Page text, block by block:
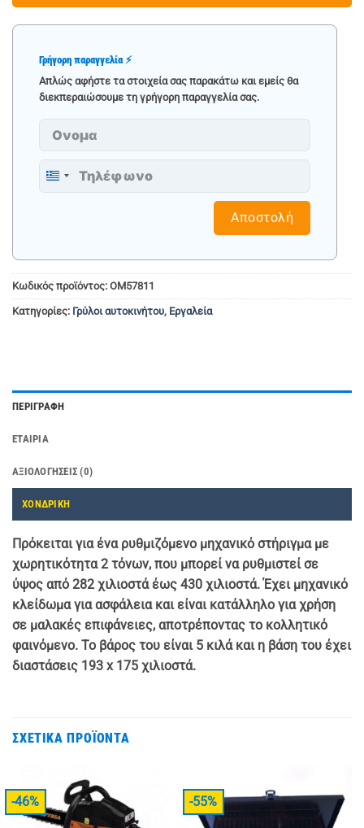
Γρήγορη παραγγελία ⚡
Απλώς αφήστε τα στοιχεία σας παρακάτω και εμείς θα
διεκπεραιώσουμε τη γρήγορη παραγγελία σας.
Greece
Αποστολή
Κωδικός προϊόντος: OM57811
Κατηγορίες: Γρύλοι αυτοκινήτου, Εργαλεία
ΠΕΡΙΓΡΑΦΉ
ΕΤΑΙΡΊΑ
ΑΞΙΟΛΟΓΉΣΕΙΣ (0)
ΧΟΝΔΡΙΚΗ
Πρόκειται για ένα ρυθμιζόμενο μηχανικό στήριγμα με
χωρητικότητα 2 τόνων, που μπορεί να ρυθμιστεί σε
ύψος από 282 χιλιοστά έως 430 χιλιοστά. Έχει μηχανικό
κλείδωμα για ασφάλεια και είναι κατάλληλο για χρήση
σε μαλακές επιφάνειες, αποτρέποντας το κολλητικό
φαινόμενο. Το βάρος του είναι 5 κιλά και η βάση του έχει
διαστάσεις 193 x 175 χιλιοστά.
ΣΧΕΤΙΚΆ ΠΡΟΪΌΝΤΑ
-46% -55%